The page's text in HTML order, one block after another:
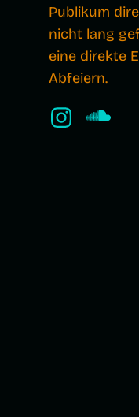
Publikum
nicht lang
eine direkte
Abfeiern.